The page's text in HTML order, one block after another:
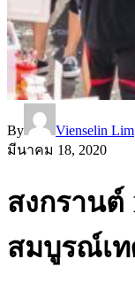
By
Vienselin Lim
มีนาคม 18, 2020
สงกรานต์
สมบูรณ์เ